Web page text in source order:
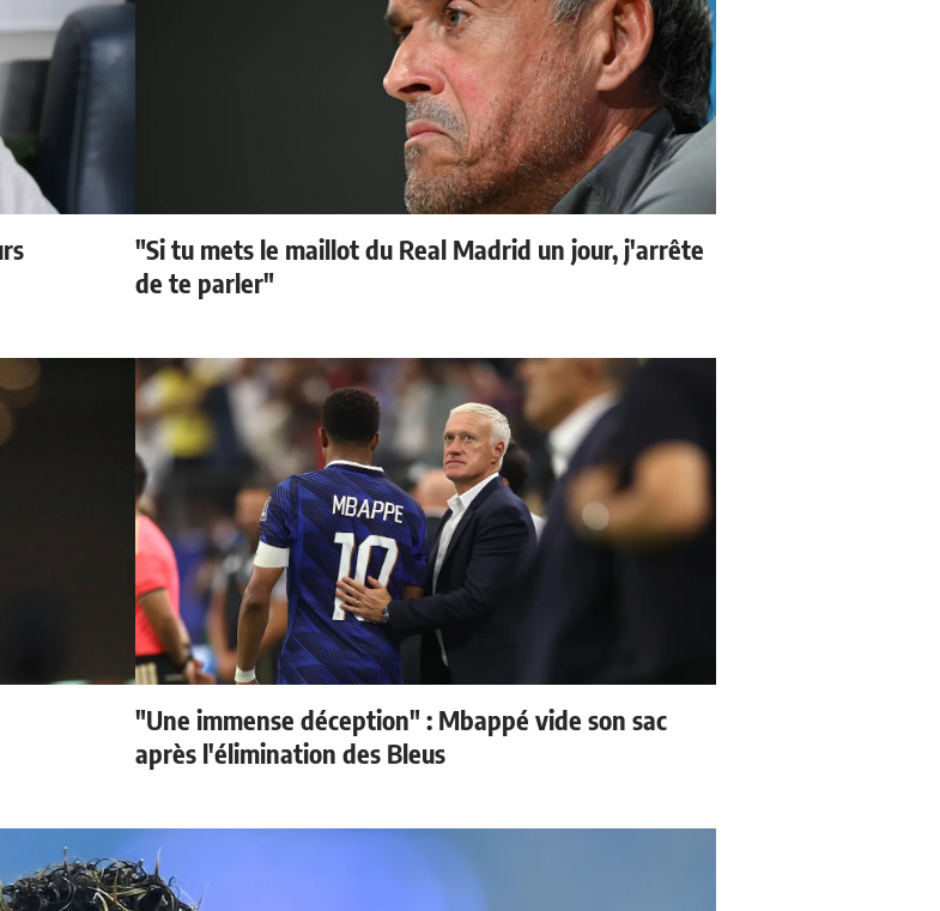
"Si tu mets le maillot du Real Madrid un jour, j'arrête
de te parler"
"Une immense déception" : Mbappé vide son sac
après l'élimination des Bleus